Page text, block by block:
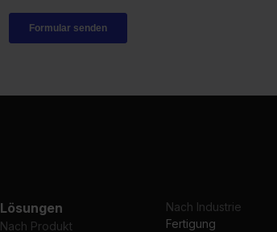
Lösungen
Nach Produkt
Nach Industrie
Fertigung